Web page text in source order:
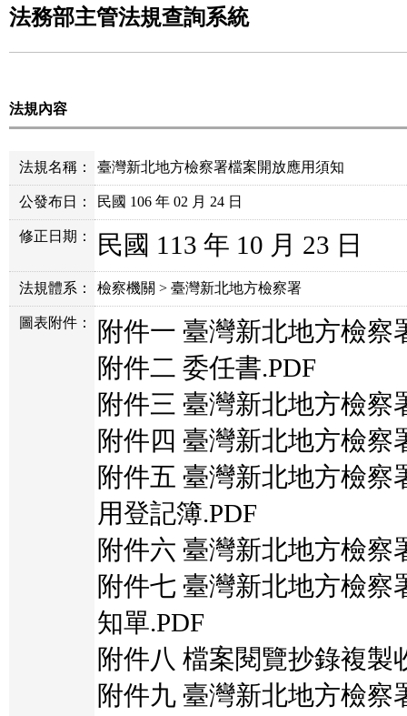
法務部主管法規查詢系統
法規內容
法規名稱： 臺灣新北地方檢察署檔案開放應用須知
公發布日： 民國 106 年 02 月 24 日
修正日期： 民國 113 年 10 月 23 日
法規體系： 檢察機關 > 臺灣新北地方檢察署
圖表附件：
附件一 臺灣新北地方檢察
附件二 委任書.PDF
附件三 臺灣新北地方檢察
附件四 臺灣新北地方檢察
附件五 臺灣新北地方檢察
用登記簿.PDF
附件六 臺灣新北地方檢察
附件七 臺灣新北地方檢察
知單.PDF
附件八 檔案閱覽抄錄複製
附件九 臺灣新北地方檢察